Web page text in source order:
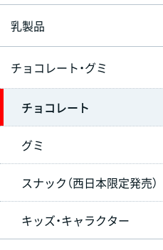
乳製品
チョコレート・グミ
チョコレート
グミ
スナック（西日本限定発売）
キッズ・キャラクター